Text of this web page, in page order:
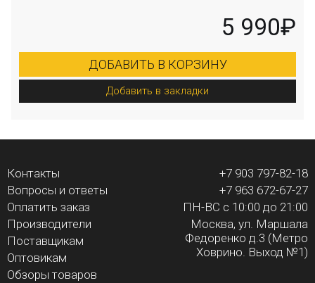
5 990₽
ДОБАВИТЬ В КОРЗИНУ
Добавить в закладки
Контакты
Вопросы и ответы
Оплатить заказ
Производители
Поставщикам
Оптовикам
Обзоры товаров
+7 903 797-82-18
+7 963 672-67-27
ПН-ВС с 10:00 до 21:00
Москва, ул. Маршала
Федоренко д.3 (Метро
Ховрино. Выход №1)